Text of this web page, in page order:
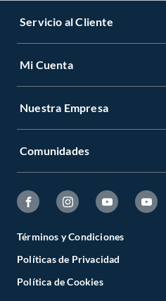
Servicio al Cliente
Mi Cuenta
Nuestra Empresa
Comunidades
Términos y Condiciones
Políticas de Privacidad
Política de Cookies